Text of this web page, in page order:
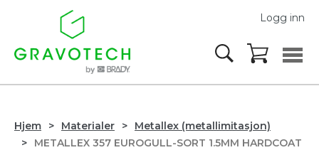
Logg inn
Hjem Materialer
Metallex (metallimitasjon)
METALLEX 357 EUROGULL-SORT 1.5MM HARDCOAT